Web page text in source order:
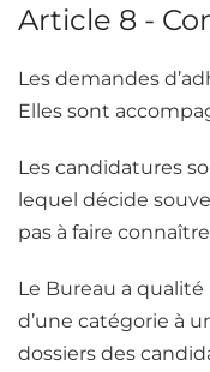
Article 8 -
Les demandes
Elles sont
Les candidatures
lequel décide
pas à faire
Le Bureau a
d’une catégorie à
dossiers des